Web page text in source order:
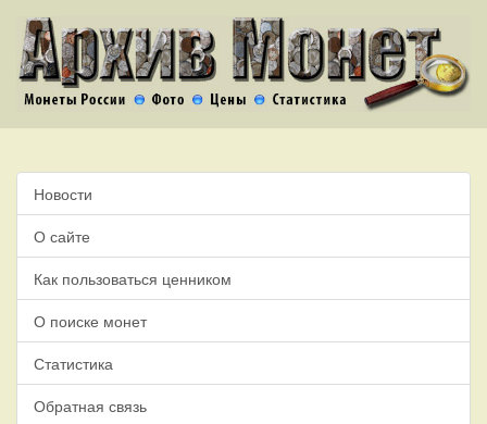
Новости
О сайте
Как пользоваться ценником
О поиске монет
Статистика
Обратная связь